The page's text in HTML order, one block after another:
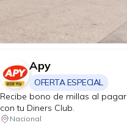
Apy
OFERTA ESPECIAL
Recibe bono de millas al pagar
con tu Diners Club.
Nacional